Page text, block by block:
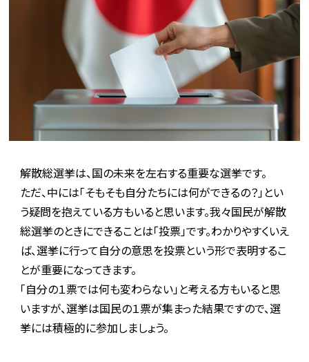
解散総選挙は、国の未来を左右する重要な選挙です。
ただ、中には「そもそも自分たちには何ができるの？」とい
う疑問を抱えている方もいると思います。我々国民が解散
総選挙のときにできることは「投票」です。わかりやすくいえ
ば、選挙に行って自分の意思を投票という形で表明するこ
とが重要になってきます。
「自分の１票では何も変わらない」と考える方もいると思
いますが、選挙は国民の１票が集まった結果ですので、選
挙には積極的に参加しましょう。